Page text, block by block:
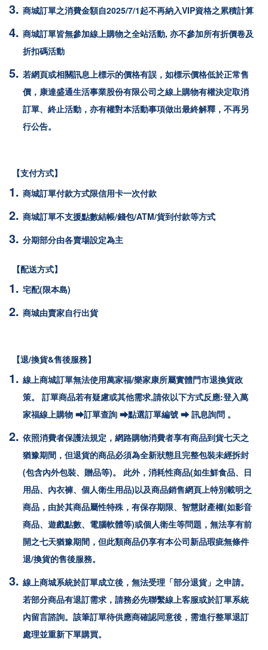
商城訂單之消費金額自2025/7/1起不再納入VIP資格之累積計算
商城訂單皆無參加線上購物之全站活動, 亦不參加所有折價卷及
折扣碼活動
若網頁或相關訊息上標示的價格有誤，如標示價格低於正常售
價，康達盛通生活事業股份有限公司之線上購物有權決定取消
訂單、終止活動，亦有權對本活動事項做出最終解釋，不再另
行公告。
【支付方式】
商城訂單付款方式限信用卡一次付款
商城訂單不支援點數結帳/錢包/ATM/貨到付款等方式
分期部分由各賣場設定為主
【配送方式】
宅配(限本島)
商城由賣家自行出貨
【退/換貨&售後服務】
線上商城訂單無法使用萬家福/樂家康所屬實體門市退換貨政
策。 訂單商品若有疑慮或其他需求,請依以下方式反應:登入萬
家福線上購物 ⮕訂單查詢 ⮕點選訂單編號 ⮕ 訊息詢問 。
依照消費者保護法規定，網路購物消費者享有商品到貨七天之
猶豫期間，但退貨的商品必須為全新狀態且完整包裝未經拆封
(包含內外包裝、贈品等)。 此外，消耗性商品(如生鮮食品、日
用品、內衣褲、個人衛生用品)以及商品銷售網頁上特別載明之
商品，由於其商品屬性特殊，有保存期限、智慧財產權(如影音
商品、遊戲點數、電腦軟體等)或個人衛生等問題，無法享有前
開之七天猶豫期間，但此類商品仍享有本公司新品瑕疵無條件
退/換貨的售後服務。
線上商城系統於訂單成立後，無法受理「部分退貨」之申請。
若部分商品有退訂需求，請務必先聯繫線上客服或於訂單系統
內留言諮詢。該筆訂單待供應商確認同意後，需進行整單退訂
處理並重新下單購買。